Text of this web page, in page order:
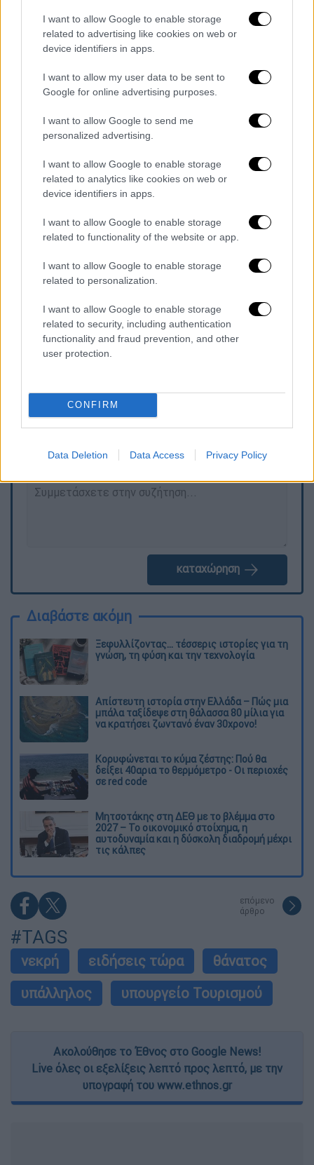
I want to allow Google to enable storage
related to advertising like cookies on web or
device identifiers in apps.
I want to allow my user data to be sent to
Google for online advertising purposes.
I want to allow Google to send me
personalized advertising.
I want to allow Google to enable storage
related to analytics like cookies on web or
device identifiers in apps.
I want to allow Google to enable storage
related to functionality of the website or app.
I want to allow Google to enable storage
related to personalization.
I want to allow Google to enable storage
related to security, including authentication
functionality and fraud prevention, and other
user protection.
CONFIRM
Data Deletion Data Access Privacy Policy
Τουρισμού
«Η πολιτική ηγεσία του Υπουργείου
Τουρισμού εκφράζει τη βαθύτατη οδύνη της
για την τραγική απώλεια της υπαλλήλου του
Ειλικρινή συλλυπητήρια στην οικογένεια και
τους οικείους της.
Η Ελληνική Αστυνομία διερευνά τις
συνθήκες του τραγικού συμβάντος.
Ανακοινώσεις θα πραγματοποιήσουν οι
αρμόδιες Αρχές.»
Τα σχολιά σας δημοσιεύονται άμεσα με δική σας ευθύνη. Το
ΕΘΝΟΣ θα παρεμβαίνει και τα προσβλητικά σχόλια θα
διαγράφονται
καταχώρηση
Διαβάστε ακόμη
Ξεφυλλίζοντας... τέσσερις ιστορίες για τη
γνώση, τη φύση και την τεχνολογία
Απίστευτη ιστορία στην Ελλάδα – Πώς μια
μπάλα ταξίδεψε στη θάλασσα 80 μίλια για
να κρατήσει ζωντανό έναν 30χρονο!
Κορυφώνεται το κύμα ζέστης: Πού θα
δείξει 40αρια το θερμόμετρο - Οι περιοχές
σε red code
Μητσοτάκης στη ΔΕΘ με το βλέμμα στο
2027 – Το οικονομικό στοίχημα, η
αυτοδυναμία και η δύσκολη διαδρομή μέχρι
τις κάλπες
επόμενο
άρθρο
#TAGS
νεκρή ειδήσεις τώρα
θάνατος
υπάλληλος
υπουργείο Τουρισμού
Ακολούθησε το Έθνος στο Google News!
Live όλες οι εξελίξεις λεπτό προς λεπτό, με την
υπογραφή του www.ethnos.gr